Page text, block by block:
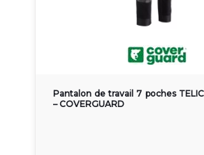
Pantalon de travail 7 poches
– COVERGUARD